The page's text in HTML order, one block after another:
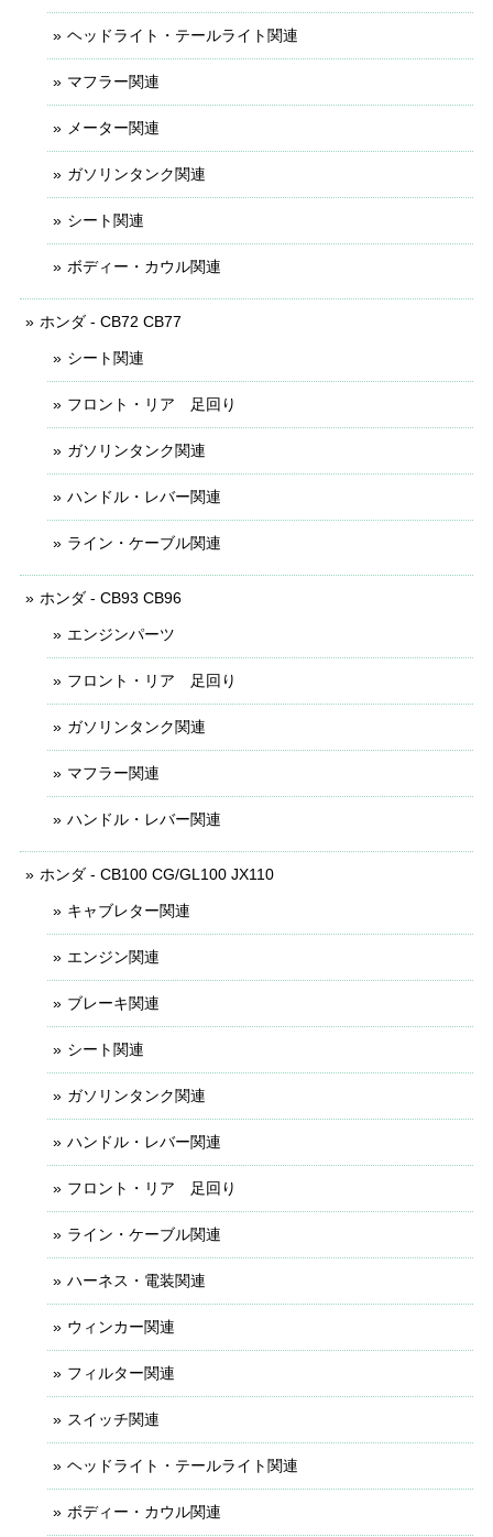
ヘッドライト・テールライト関連
マフラー関連
メーター関連
ガソリンタンク関連
シート関連
ボディー・カウル関連
ホンダ - CB72 CB77
シート関連
フロント・リア 足回り
ガソリンタンク関連
ハンドル・レバー関連
ライン・ケーブル関連
ホンダ - CB93 CB96
エンジンパーツ
フロント・リア 足回り
ガソリンタンク関連
マフラー関連
ハンドル・レバー関連
ホンダ - CB100 CG/GL100 JX110
キャブレター関連
エンジン関連
ブレーキ関連
シート関連
ガソリンタンク関連
ハンドル・レバー関連
フロント・リア 足回り
ライン・ケーブル関連
ハーネス・電装関連
ウィンカー関連
フィルター関連
スイッチ関連
ヘッドライト・テールライト関連
ボディー・カウル関連